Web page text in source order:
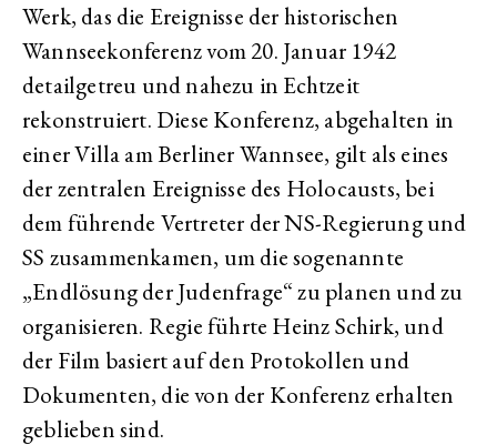
Werk, das die Ereignisse der historischen
Wannseekonferenz vom 20. Januar 1942
detailgetreu und nahezu in Echtzeit
rekonstruiert. Diese Konferenz, abgehalten in
einer Villa am Berliner Wannsee, gilt als eines
der zentralen Ereignisse des Holocausts, bei
dem führende Vertreter der NS-Regierung und
SS zusammenkamen, um die sogenannte
„Endlösung der Judenfrage“ zu planen und zu
organisieren. Regie führte Heinz Schirk, und
der Film basiert auf den Protokollen und
Dokumenten, die von der Konferenz erhalten
geblieben sind.